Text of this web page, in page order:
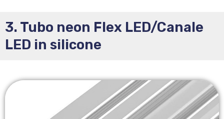
3. Tubo neon Flex LED/Canale
LED in silicone